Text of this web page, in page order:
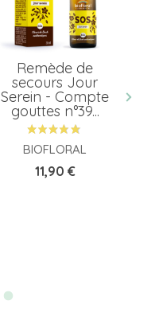
Remède de
secours Jour
Serein - Compte
gouttes n°39...
BIOFLORAL
Prix
11,90 €